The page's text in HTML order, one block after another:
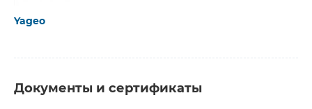
Yageo
Документы и сертификаты